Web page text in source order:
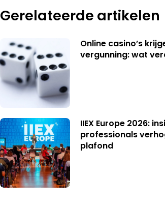
Gerelateerde artikelen
Online casino’s
vergunning: wat
IIEX Europe 2026:
professionals
plafond